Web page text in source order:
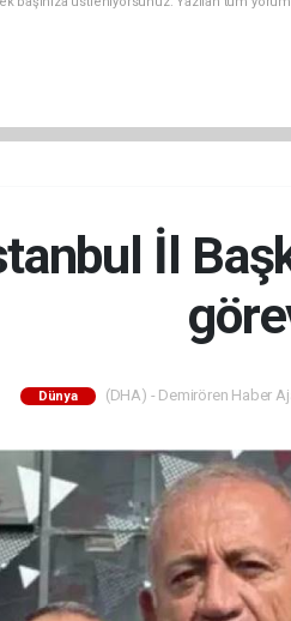
İl
Dünya (DHA) - Demirören Haber